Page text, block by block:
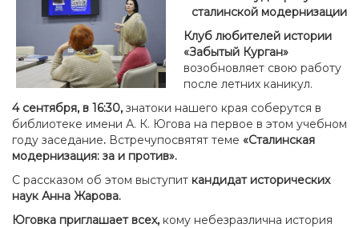
сталинской модернизации
Клуб любителей истории
«Забытый Курган»
возобновляет свою работу
после летних каникул.
4 сентября, в 16:30, знатоки нашего края соберутся в
библиотеке имени А. К. Югова на первое в этом учебном
году заседание. Встречупосвятят теме «Сталинская
модернизация: за и против».
С рассказом об этом выступит кандидат исторических
наук Анна Жарова.
Юговка приглашает всех, кому небезразлична история